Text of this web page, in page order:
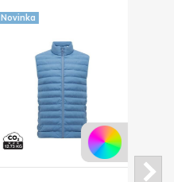
Novinka